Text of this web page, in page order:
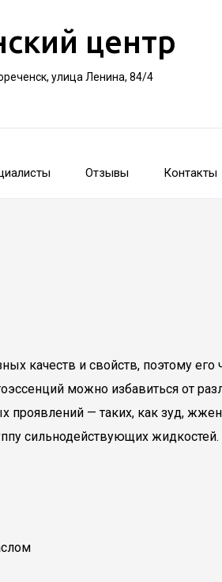
центр
улица Ленина, 84/4
Отзывы Контакты
качеств и свойств, поэтому
можно избавиться от
проявлений — таких, как зуд,
сильнодействующих